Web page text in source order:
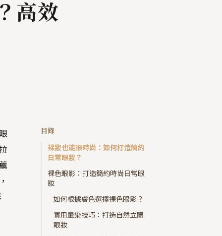
高效
目錄
裸妝也能很時尚：如何打造簡約
日常眼妝？
裸色眼影：打造簡約時尚日常眼
妝
如何根據膚色選擇裸色眼影？
實用暈染技巧：打造自然立體
眼妝